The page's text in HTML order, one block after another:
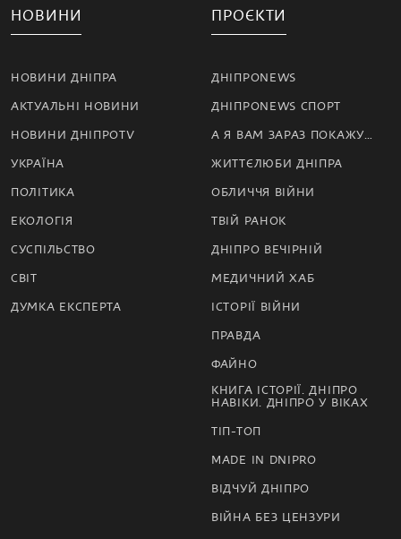
НОВИНИ
НОВИНИ ДНІПРА
АКТУАЛЬНІ НОВИНИ
НОВИНИ ДНІПРОTV
УКРАЇНА
ПОЛІТИКА
ЕКОЛОГІЯ
СУСПІЛЬСТВО
СВІТ
ДУМКА ЕКСПЕРТА
ПРОЄКТИ
ДНІПРОNEWS
ДНІПРОNEWS СПОРТ
А Я ВАМ ЗАРАЗ ПОКАЖУ…
ЖИТТЄЛЮБИ ДНІПРА
ОБЛИЧЧЯ ВІЙНИ
ТВІЙ РАНОК
ДНІПРО ВЕЧІРНІЙ
МЕДИЧНИЙ ХАБ
ІСТОРІЇ ВІЙНИ
ПРАВДА
ФАЙНО
КНИГА ІСТОРІЇ. ДНІПРО
НАВІКИ. ДНІПРО У ВІКАХ
ТІП-ТОП
MADE IN DNIPRO
ВІДЧУЙ ДНІПРО
ВІЙНА БЕЗ ЦЕНЗУРИ